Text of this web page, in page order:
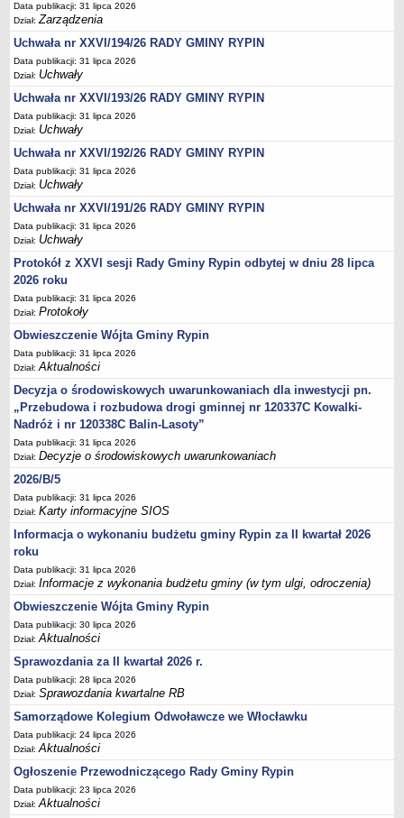
Regulamin naboru na wolne stanowiska urzędnicze
Ogłoszenia o naborze na wolne stanowiska urzędnicze
Lista kandydatów spełniających wymagania formalne w naborach na
wolne stanowiska urzędnicze
Wyniki naboru na wolne stanowiska urzędnicze
Petycje
Sygnaliści
Galeria
Raporty o stanie dostępności
Wnioski
WŁADZE I STRUKTURA
Struktura organizacyjna
Rada gminy
Wójt
Urząd gminy
Jednostki organizacyjne, GOPS, Instytucja kultury, OSP
Jednostki pomocnicze - sołectwa
Plan pracy komisji rewizyjnej
Sesje Rady Gminy Rypin
PRAWO LOKALNE
Statut
Strategia rozwoju
Uchwały
Projekty uchwał
Protokoły
Imienne wykazy głosowań radnych
Postać dokumentów
Akty Prawne, Dzienniki Ustaw, Monitory Polskie
Prawo miejscowe
Studium uwarunkowań i kierunków zagospodarowania
przestrzennego
Dane przestrzenne - MPZP
Stałe obwody głosowania, numery, granice oraz siedziby
obwodowych komisji wyborczych, opis granic okręgów wyborczych
Plan ogólny gminy Rypin
Data publikacji: 31 lipca 2026
Dział:Zarządzenia
Uchwała nr XXVI/194/26 RADY GMINY RYPIN
Data publikacji: 31 lipca 2026
Dział: Uchwały
Uchwała nr XXVI/193/26 RADY GMINY RYPIN
Data publikacji: 31 lipca 2026
Dział: Uchwały
Uchwała nr XXVI/192/26 RADY GMINY RYPIN
Data publikacji: 31 lipca 2026
Dział: Uchwały
Uchwała nr XXVI/191/26 RADY GMINY RYPIN
Data publikacji: 31 lipca 2026
Dział: Uchwały
Protokół z XXVI sesji Rady Gminy Rypin odbytej w dniu 28 lipca
2026 roku
Data publikacji: 31 lipca 2026
Dział:Protokoły
Obwieszczenie Wójta Gminy Rypin
Data publikacji: 31 lipca 2026
Dział:Aktualności
Decyzja o środowiskowych uwarunkowaniach dla inwestycji pn.
„Przebudowa i rozbudowa drogi gminnej nr 120337C Kowalki-
Nadróż i nr 120338C Balin-Lasoty”
Data publikacji: 31 lipca 2026
Dział:Decyzje o środowiskowych uwarunkowaniach
2026/B/5
Data publikacji: 31 lipca 2026
Dział:Karty informacyjne SIOS
Informacja o wykonaniu budżetu gminy Rypin za II kwartał 2026
roku
Data publikacji: 31 lipca 2026
Dział:Informacje z wykonania budżetu gminy (w tym ulgi, odroczenia)
Obwieszczenie Wójta Gminy Rypin
Data publikacji: 30 lipca 2026
Dział:Aktualności
Sprawozdania za II kwartał 2026 r.
Data publikacji: 28 lipca 2026
Dział:Sprawozdania kwartalne RB
Samorządowe Kolegium Odwoławcze we Włocławku
Data publikacji: 24 lipca 2026
Dział:Aktualności
Ogłoszenie Przewodniczącego Rady Gminy Rypin
Data publikacji: 23 lipca 2026
Dział:Aktualności